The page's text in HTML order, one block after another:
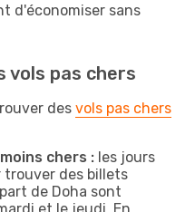
d'économiser sans
vols pas chers
des vols pas chers
chers : les jours
trouver des billets
de Doha sont